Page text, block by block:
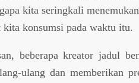
kita seringkali menemukan
kita konsumsi pada waktu itu.
beberapa kreator jadul
ulang dan memberikan